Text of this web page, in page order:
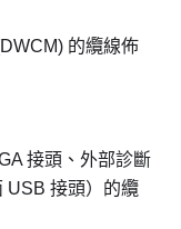
的纜線佈
接頭、外部診斷
USB 接頭）的纜